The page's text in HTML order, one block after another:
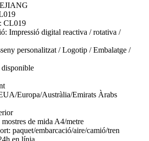
CL019
Impressió digital reactiva / rotativa /
personalitzat / Logotip / Embalatge /
Europa/Austràlia/Emirats Àrabs
mostres de mida A4/metre
paquet/embarcació/aire/camió/tren
en línia